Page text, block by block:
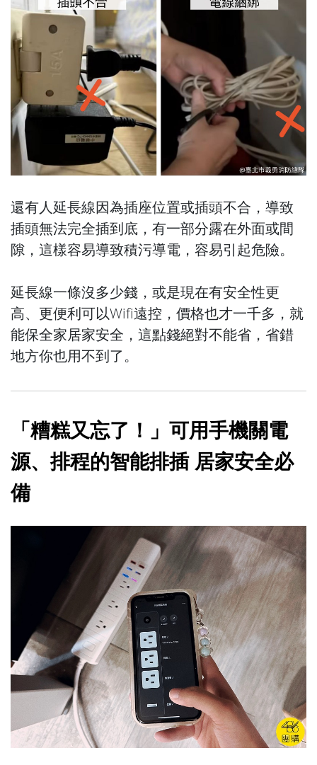
還有人延長線因為插座位置或插頭不合，導致
插頭無法完全插到底，有一部分露在外面或間
隙，這樣容易導致積污導電，容易引起危險。
延長線一條沒多少錢，或是現在有安全性更
高、更便利可以Wifi遠控，價格也才一千多，就
能保全家居家安全，這點錢絕對不能省，省錯
地方你也用不到了。
「糟糕又忘了！」可用手機關電
源、排程的智能排插 居家安全必
備